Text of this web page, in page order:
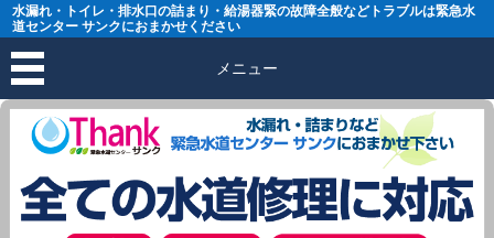
水漏れ・トイレ・排水口の詰まり・給湯器緊の故障全般などトラブルは緊急水
道センター サンクにおまかせください
メニュー